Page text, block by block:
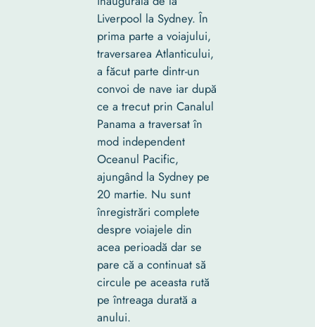
Liverpool la Sydney. În
prima parte a voiajului,
traversarea Atlanticului,
a făcut parte dintr-un
convoi de nave iar după
ce a trecut prin Canalul
Panama a traversat în
mod independent
Oceanul Pacific,
ajungând la Sydney pe
20 martie. Nu sunt
înregistrări complete
despre voiajele din
acea perioadă dar se
pare că a continuat să
circule pe aceasta rută
pe întreaga durată a
anului.